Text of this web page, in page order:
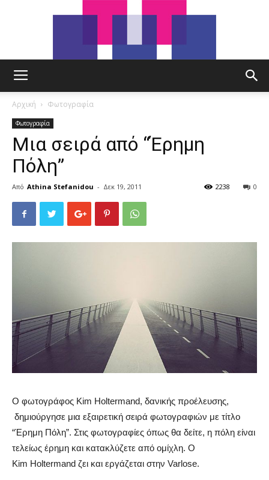
Αρχική Φωτογραφία
Φωτογραφία
Μια σειρά από “Έρημη
Πόλη”
Από Athina Stefanidou - Δεκ 19, 2011 0
2238
Ο φωτογράφος Kim Holtermand, δανικής προέλευσης,
δημιούργησε μια εξαιρετική σειρά φωτογραφιών με τίτλο
“Έρημη Πόλη”. Στις φωτογραφίες όπως θα δείτε, η πόλη είναι
τελείως έρημη και κατακλύζετε από ομίχλη. Ο
Kim Holtermand ζει και εργάζεται στην Varlose.